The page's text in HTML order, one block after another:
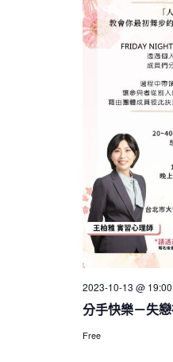
分手快樂－失
2023-10-13 @
Free